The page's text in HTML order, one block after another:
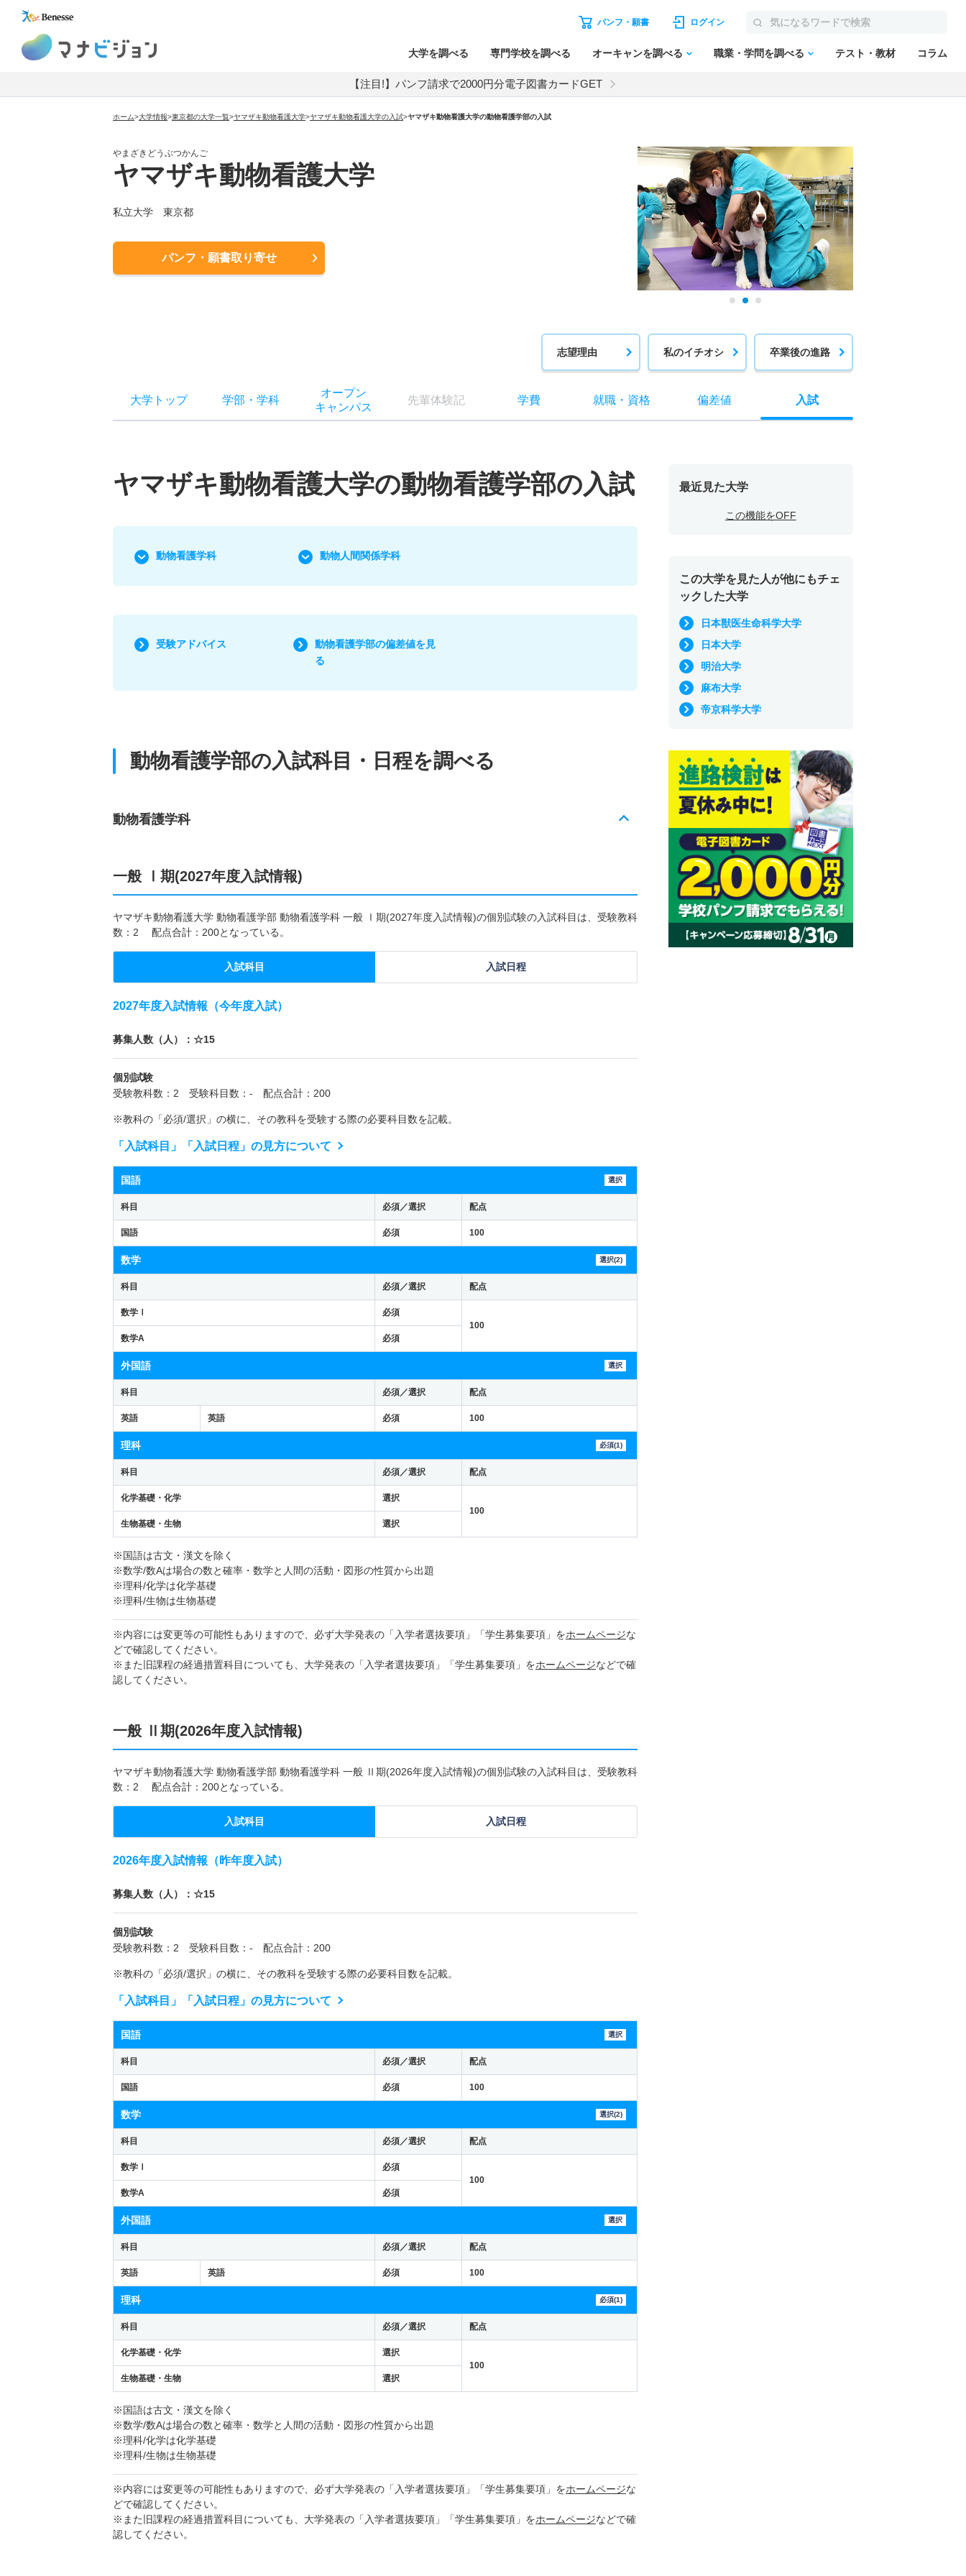
パンフ・願書 ログイン
大学を調べる 専門学校を調べる オーキャンを調べる 職業・学問を調べる テスト・教材 コラム
【注目!】パンフ請求で2000円分電子図書カードGET
ホーム>大学情報>東京都の大学一覧>ヤマザキ動物看護大学>ヤマザキ動物看護大学の入試>ヤマザキ動物看護大学の動物看護学部の入試
やまざきどうぶつかんご
ヤマザキ動物看護大学
私立大学 東京都
パンフ・願書取り寄せ
志望理由 私のイチオシ 卒業後の進路
大学トップ 学部 ・ 学科
オープン
キャンパス
先輩体験記 学費 就職・ 資格 偏差値 入試
ヤマザキ動物看護大学の動物看護学部の入試
動物看護学科 動物人間関係学科
受験アドバイス
動物看護学部の偏差値を見
る
動物看護学部の入試科目・日程を調べる
動物看護学科
一般 Ⅰ期(2027年度入試情報)
ヤマザキ動物看護大学 動物看護学部 動物看護学科 一般 Ⅰ期(2027年度入試情報)の個別試験の入試科目は、受験教科
数：2 配点合計：200となっている。
入試科目 入試日程
2027年度入試情報（今年度入試）
募集人数（人）：☆15
個別試験
受験教科数：2 受験科目数：- 配点合計：200
※教科の「必須/選択」の横に、その教科を受験する際の必要科目数を記載。
「入試科目」「入試日程」の見方について
国語 選択
科目 必須／選択 配点
国語 必須 100
数学 選択(2)
科目 必須／選択 配点
数学Ⅰ
必須
100
数学A
必須
外国語 選択
科目 必須／選択 配点
英語 英語 必須 100
理科 必須(1)
科目 必須／選択 配点
化学基礎・化学
選択
100
生物基礎・生物
選択
※国語は古文・漢文を除く
※数学/数Aは場合の数と確率・数学と人間の活動・図形の性質から出題
※理科/化学は化学基礎
※理科/生物は生物基礎
※内容には変更等の可能性もありますので、必ず大学発表の「入学者選抜要項」「学生募集要項」をホームページな
どで確認してください。
※また旧課程の経過措置科目についても、大学発表の「入学者選抜要項」「学生募集要項」をホームページなどで確
認してください。
一般 Ⅱ期(2026年度入試情報)
ヤマザキ動物看護大学 動物看護学部 動物看護学科 一般 Ⅱ期(2026年度入試情報)の個別試験の入試科目は、受験教科
数：2 配点合計：200となっている。
入試科目 入試日程
2026年度入試情報（昨年度入試）
募集人数（人）：☆15
個別試験
受験教科数：2 受験科目数：- 配点合計：200
※教科の「必須/選択」の横に、その教科を受験する際の必要科目数を記載。
「入試科目」「入試日程」の見方について
国語 選択
科目 必須／選択 配点
国語 必須 100
数学 選択(2)
科目 必須／選択 配点
数学Ⅰ
必須
100
数学A
必須
外国語 選択
科目 必須／選択 配点
英語 英語 必須 100
理科 必須(1)
科目 必須／選択 配点
化学基礎・化学
選択
100
生物基礎・生物
選択
※国語は古文・漢文を除く
※数学/数Aは場合の数と確率・数学と人間の活動・図形の性質から出題
※理科/化学は化学基礎
※理科/生物は生物基礎
※内容には変更等の可能性もありますので、必ず大学発表の「入学者選抜要項」「学生募集要項」をホームページな
どで確認してください。
※また旧課程の経過措置科目についても、大学発表の「入学者選抜要項」「学生募集要項」をホームページなどで確
認してください。
最近見た大学
この機能をOFF
この大学を見た人が他にもチェ
ックした大学
日本獣医生命科学大学
日本大学
明治大学
麻布大学
帝京科学大学